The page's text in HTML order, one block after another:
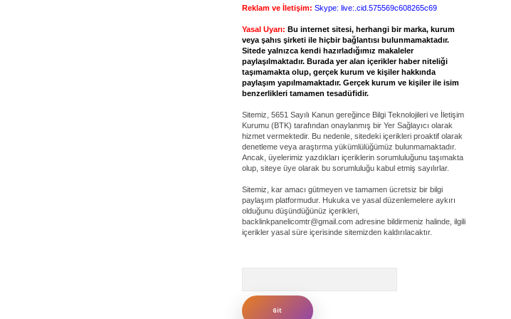
Reklam ve İletişim: Skype: live:.cid.575569c608265c69
Yasal Uyarı: Bu internet sitesi, herhangi bir marka, kurum
veya şahıs şirketi ile hiçbir bağlantısı bulunmamaktadır.
Sitede yalnızca kendi hazırladığımız makaleler
paylaşılmaktadır. Burada yer alan içerikler haber niteliği
taşımamakta olup, gerçek kurum ve kişiler hakkında
paylaşım yapılmamaktadır. Gerçek kurum ve kişiler ile isim
benzerlikleri tamamen tesadüfidir.
Sitemiz, 5651 Sayılı Kanun gereğince Bilgi Teknolojileri ve İletişim
Kurumu (BTK) tarafından onaylanmış bir Yer Sağlayıcı olarak
hizmet vermektedir. Bu nedenle, sitedeki içerikleri proaktif olarak
denetleme veya araştırma yükümlülüğümüz bulunmamaktadır.
Ancak, üyelerimiz yazdıkları içeriklerin sorumluluğunu taşımakta
olup, siteye üye olarak bu sorumluluğu kabul etmiş sayılırlar.
Sitemiz, kar amacı gütmeyen ve tamamen ücretsiz bir bilgi
paylaşım platformudur. Hukuka ve yasal düzenlemelere aykırı
olduğunu düşündüğünüz içerikleri,
backlinkpanelicomtr@gmail.comadresine bildirmeniz halinde, ilgili
içerikler yasal süre içerisinde sitemizden kaldırılacaktır.